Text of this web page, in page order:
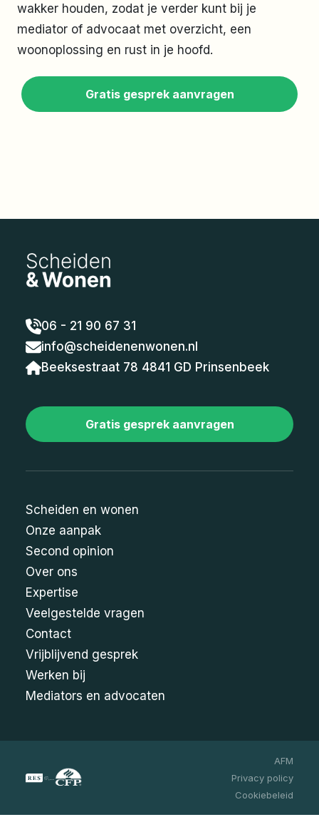
wakker houden, zodat je verder kunt bij je
mediator of advocaat met overzicht, een
woonoplossing en rust in je hoofd.
Gratis gesprek aanvragen
06 - 21 90 67 31
info@scheidenenwonen.nl
Beeksestraat 78 4841 GD Prinsenbeek
Gratis gesprek aanvragen
Scheiden en wonen
Onze aanpak
Second opinion
Over ons
Expertise
Veelgestelde vragen
Contact
Vrijblijvend gesprek
Werken bij
Mediators en advocaten
AFM
Privacy policy
Cookiebeleid